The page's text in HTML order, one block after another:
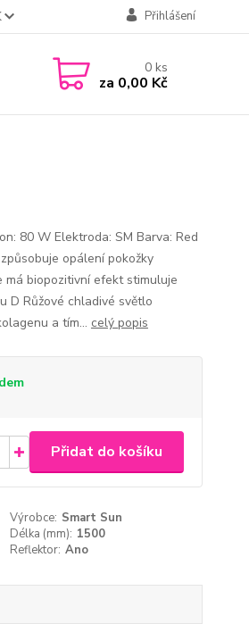
Přihlášení
0ks
za 0,00 Kč
80 W Elektroda: SM Barva: Red
opálení pokožky
biopozitivní efekt stimuluje
D Růžové chladivé světlo
a tím... celý popis
Přidat do košíku
Výrobce: Smart Sun
Délka (mm): 1500
Reflektor: Ano